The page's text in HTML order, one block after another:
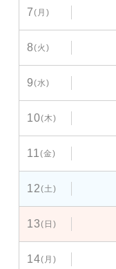
7(月)
8(火)
9(水)
10(木)
11(金)
12(土)
13(日)
14(月)